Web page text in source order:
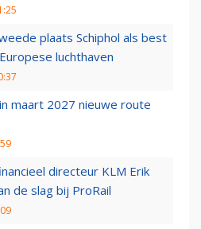
plaats Schiphol als best
luchthaven
maart 2027 nieuwe route
directeur KLM Erik
de slag bij ProRail